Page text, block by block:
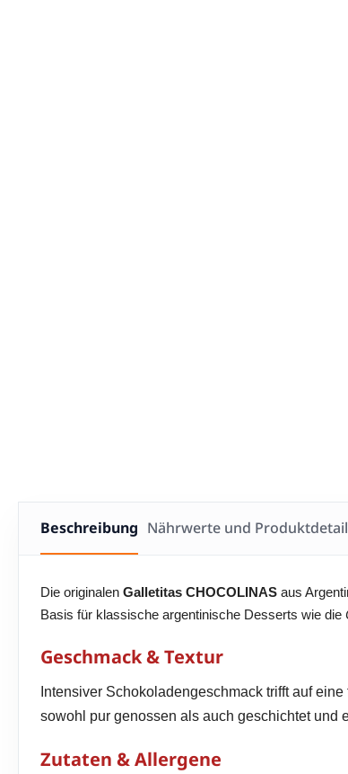
Beschreibung Nährwerte und
Die originalen Galletitas CHOCOLINAS aus
Basis für klassische argentinische Desserts wie die
Geschmack & Textur
Intensiver Schokoladengeschmack trifft auf
sowohl pur genossen als auch geschichtet
Zutaten & Allergene